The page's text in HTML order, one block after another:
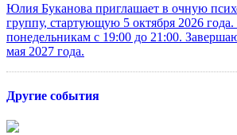
Юлия Буканова приглашает в очную
группу, стартующую 5 октября 2026
понедельникам с 19:00 до 21:00.
мая 2027 года.
Другие события